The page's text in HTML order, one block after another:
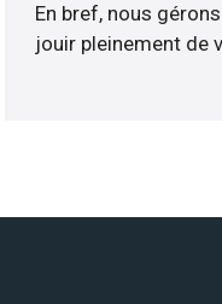
En bref, nous
jouir pleinement de